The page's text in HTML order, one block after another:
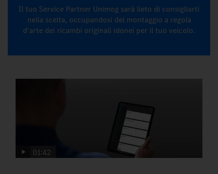
Il tuo Service Partner Unimog sarà lieto di consigliarti
nella scelta, occupandosi del montaggio a regola
d'arte dei ricambi originali idonei per il tuo veicolo.
01:42